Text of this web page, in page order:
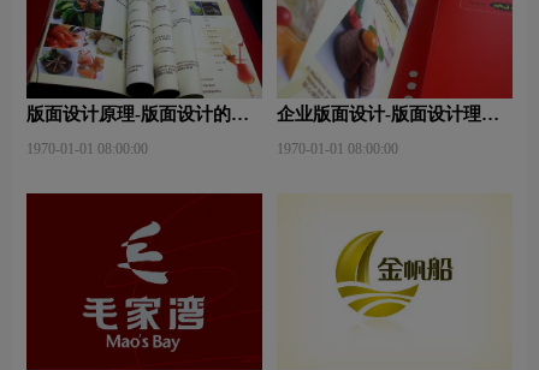
版面设计原理-版面设计的原
1970-01-01 08:00:00
企业版面设计-版面设计理
1970-01-01 08:00:00